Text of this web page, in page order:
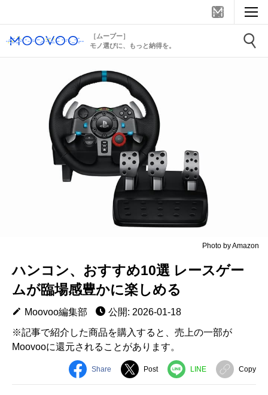
［ムーブー］
モノ選びに、もっと納得を。
Photo by Amazon
ハンコン、おすすめ10選 レースゲー
ムが臨場感豊かに楽しめる
Moovoo編集部
公開: 2026-01-18
※記事で紹介した商品を購入すると、売上の一部が
Moovooに還元されることがあります。
Share Post LINE Copy